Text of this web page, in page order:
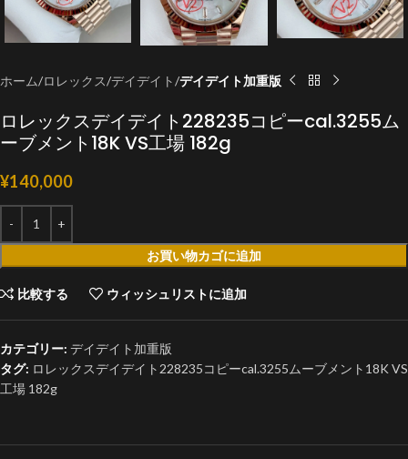
ホーム ロレックス デイデイト デイデイト加重版
ロレックスデイデイト228235コピーcal.3255ム
ーブメント18K VS工場 182g
¥140,000
お買い物カゴに追加
比較する ウィッシュリストに追加
カテゴリー: デイデイト加重版
タグ: ロレックスデイデイト228235コピーcal.3255ムーブメント18K VS
工場 182g